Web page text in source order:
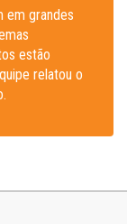
em grandes
estão
relatou o